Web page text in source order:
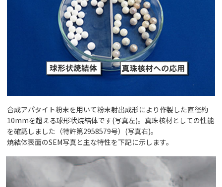
合成アパタイト粉末を用いて粉末射出成形により作製した直径約
10mmを超える球形状焼結体です(写真左)。真珠核材としての性能
を確認しました（特許第2958579号）(写真右)。
焼結体表面のSEM写真と主な特性を下記に示します。